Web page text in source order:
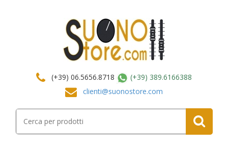
(+39) 06.5656.8718
(+39) 389.6166388
clienti@suonostore.com
per: